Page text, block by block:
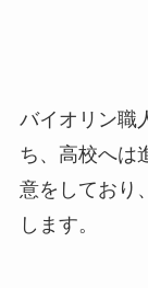
バイオリン職
ち、高校へは
意をしており
します。